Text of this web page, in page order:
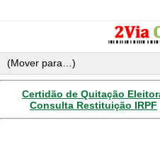
Certidão de Quitação
Consulta Restituição IRPF